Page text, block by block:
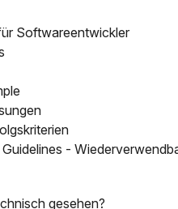
Softwareentwickler
-
gesehen?